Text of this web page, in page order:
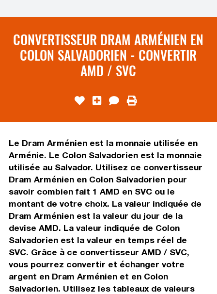
CONVERTISSEUR DRAM ARMÉNIEN EN
COLON SALVADORIEN - CONVERTIR
AMD / SVC
Le Dram Arménien est la monnaie utilisée en
Arménie. Le Colon Salvadorien est la monnaie
utilisée au Salvador. Utilisez ce convertisseur
Dram Arménien en Colon Salvadorien pour
savoir combien fait 1 AMD en SVC ou le
montant de votre choix. La valeur indiquée de
Dram Arménien est la valeur du jour de la
devise AMD. La valeur indiquée de Colon
Salvadorien est la valeur en temps réel de
SVC. Grâce à ce convertisseur AMD / SVC,
vous pourrez convertir et échanger votre
argent en Dram Arménien et en Colon
Salvadorien. Utilisez les tableaux de valeurs